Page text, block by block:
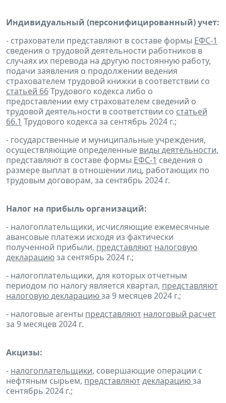
Индивидуальный (персонифицированный) учет:
- страхователи представляют в составе формы ЕФС-1
сведения о трудовой деятельности работников в
случаях их перевода на другую постоянную работу,
подачи заявления о продолжении ведения
страхователем трудовой книжки в соответствии со
статьей 66Трудового кодекса либо о
предоставлении ему страхователем сведений о
трудовой деятельности в соответствии со статьей
66.1 Трудового кодекса за сентябрь 2024 г.;
- государственные и муниципальные учреждения,
осуществляющие определенные виды деятельности,
представляют в составе формы ЕФС-1 сведения о
размере выплат в отношении лиц, работающих по
трудовым договорам, за сентябрь 2024 г.
Налог на прибыль организаций:
- налогоплательщики, исчисляющие ежемесячные
авансовые платежи исходя из фактически
полученной прибыли, представляют налоговую
декларациюза сентябрь 2024 г.;
- налогоплательщики, для которых отчетным
периодом по налогу является квартал, представляют
налоговую декларациюза 9 месяцев 2024 г.;
- налоговые агенты представляют налоговый расчет
за 9 месяцев 2024 г.
Акцизы:
- налогоплательщики, совершающие операции с
нефтяным сырьем, представляютдекларациюза
сентябрь 2024 г.;